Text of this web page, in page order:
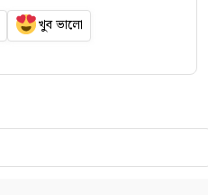
খুব ভালো